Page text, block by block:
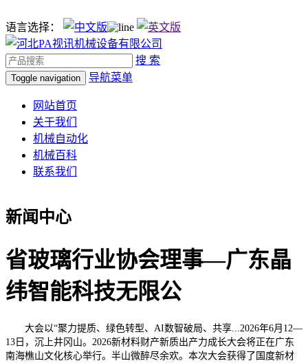
语言选择：
搜 索
Toggle navigation 导航菜单
网站首页
关于我们
机械自动化
机械百科
联系我们
新闻中心
省玻璃行业协会理事—广东晶
纬智能科技无限公
大会以“聚力提质、绿色转型、AI数智破局、共享...2026年6月12—
13日，沉上井冈山。2026新材料财产新质出产力成长大会将正在广东
南海樵山文化核心举行。半山微醉尽余欢。本次大会获得了国度新材